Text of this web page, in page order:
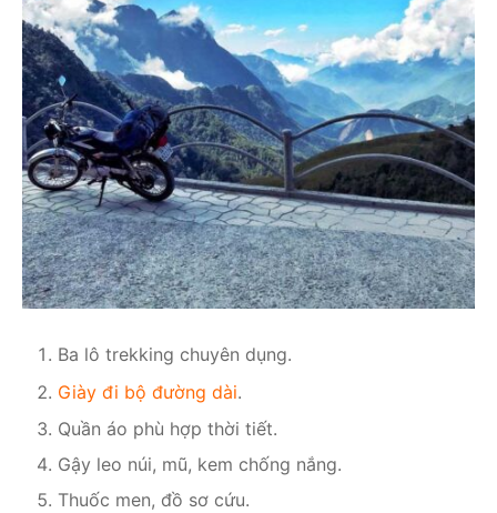
Ba lô trekking chuyên dụng.
Giày đi bộ đường dài.
Quần áo phù hợp thời tiết.
Gậy leo núi, mũ, kem chống nắng.
Thuốc men, đồ sơ cứu.